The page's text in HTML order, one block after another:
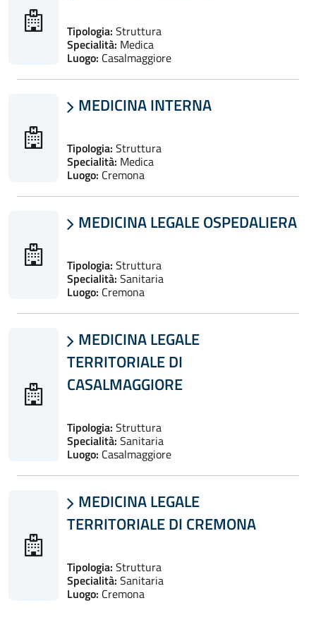
Tipologia: Struttura
Specialità: Medica
Luogo: Casalmaggiore
 MEDICINA INTERNA
Tipologia: Struttura
Specialità: Medica
Luogo: Cremona
 MEDICINA LEGALE OSPEDALIERA
Tipologia: Struttura
Specialità: Sanitaria
Luogo: Cremona
 MEDICINA LEGALE
TERRITORIALE DI
CASALMAGGIORE
Tipologia: Struttura
Specialità: Sanitaria
Luogo: Casalmaggiore
 MEDICINA LEGALE
TERRITORIALE DI CREMONA
Tipologia: Struttura
Specialità: Sanitaria
Luogo: Cremona